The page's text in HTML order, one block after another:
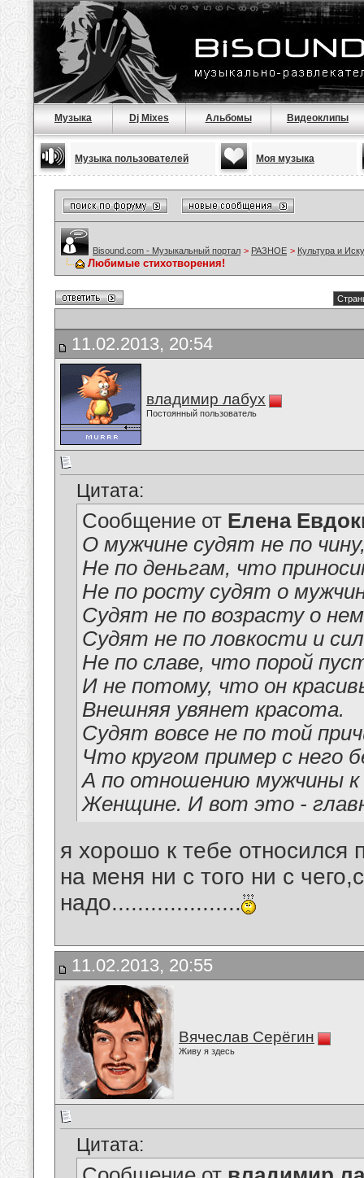
Музыка Dj Mixes Альбомы Видеоклипы
Музыка пользователей Моя музыка
Bisound.com - Музыкальный портал > РАЗНОЕ > Культура и
Любимые стихотворения!
11.02.2013, 20:54
владимир лабух
Постоянный пользователь
Цитата:
Сообщение от Елена
О мужчине судят не по
Не по деньгам, что
Не по росту судят о
Судят не по возрасту о
Судят не по ловкости и
Не по славе, что порой
И не потому, что он
Внешняя увянет красота.
Судят вовсе не по той
Что кругом пример с него
А по отношению мужчины к
Женщине. И вот это -
я хорошо к тебе относился
на меня ни с того ни с
надо....................
11.02.2013, 20:55
Вячеслав Серёгин
Живу я здесь
Цитата: